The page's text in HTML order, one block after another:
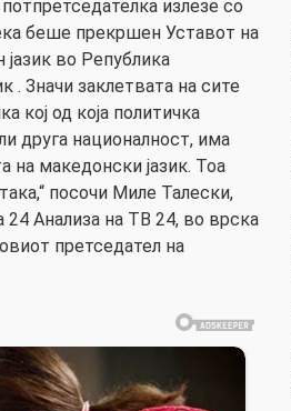
излезе со
беше прекршен Уставот на
во Република
. Значи заклетвата на сите
кој од која политичка
друга националност, има
на македонски јазик. Тоа
посочи Миле Талески,
Анализа на ТВ 24, во врска
претседател на